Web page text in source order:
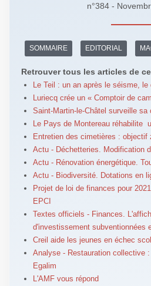
n°384 -
SOMMAIRE EDITORIAL
Retrouver tous les articles de
Le Teil : un an après le séisme,
Luriecq crée un « Comptoir de
Saint-Martin-le-Châtel surveille sa
Le Pays de Montereau réhabilite
Entretien des cimetières : objectif
Actu - Déchetteries. Modification
Actu - Rénovation énergétique.
Actu - Biodiversité. Dotations en
Projet de loi de finances pour
EPCI
Textes officiels - Finances.
d'investissement subventionnées
Creil aide les jeunes en échec
Analyse - Restauration collective
Egalim
L'AMF vous répond